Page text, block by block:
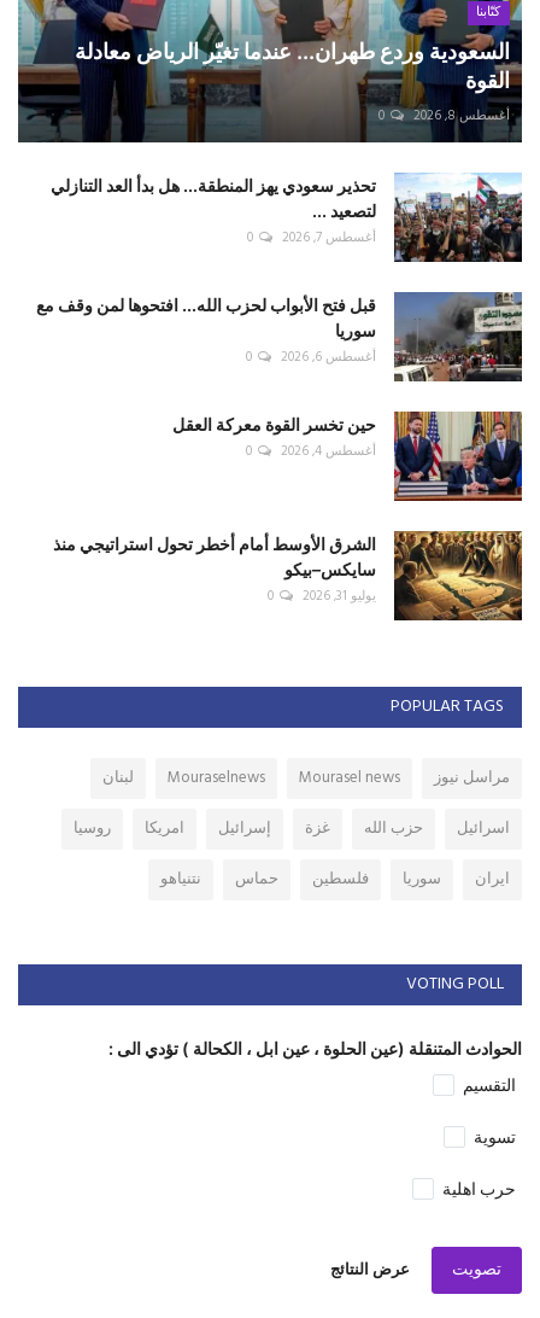
كتّابنا
السعودية وردع طهران... عندما تغيّر الرياض معادلة
القوة
أغسطس 8, 2026 0
تحذير سعودي يهز المنطقة... هل بدأ العد التنازلي
لتصعيد ...
أغسطس 7, 2026 0
قبل فتح الأبواب لحزب الله... افتحوها لمن وقف مع
سوريا
أغسطس 6, 2026 0
حين تخسر القوة معركة العقل
أغسطس 4, 2026 0
الشرق الأوسط أمام أخطر تحول استراتيجي منذ
سايكس–بيكو
يوليو 31, 2026 0
POPULAR TAGS
مراسل نيوز Mourasel news
Mouraselnews
لبنان
اسرائيل
حزب الله غزة إسرائيل امريكا
روسيا
ايران
سوريا فلسطين حماس نتنياهو
VOTING POLL
الحوادث المتنقلة (عين الحلوة ، عين ابل ، الكحالة ) تؤدي الى :
التقسيم
تسوية
حرب اهلية
تصويت عرض النتائج